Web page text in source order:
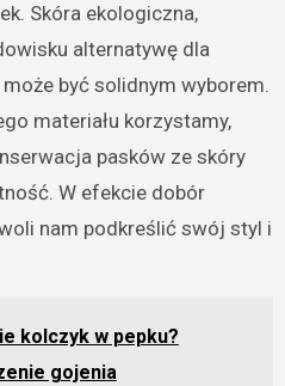
Skóra ekologiczna,
alternatywę dla
być solidnym wyborem.
materiału korzystamy,
pasków ze skóry
W efekcie dobór
nam podkreślić swój styl i
kolczyk w pepku?
gojenia